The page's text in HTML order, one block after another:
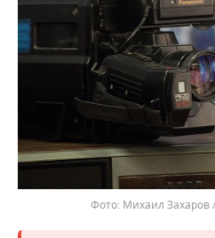
Михаил Захаров